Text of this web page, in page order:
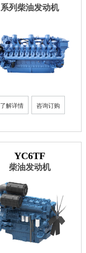
系列柴油发动机
了解详情 咨询订购
YC6TF
柴油发动机